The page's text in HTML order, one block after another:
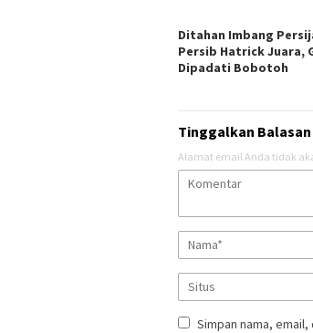
Ditahan Imbang
Persib Hatrick Juara,
Dipadati Bobotoh
Tinggalkan Balasan
Alamat email Anda tidak
Simpan nama,